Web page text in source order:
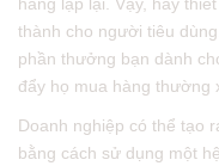
hàng lặp lại. Vậy, hãy
thành cho người tiêu
phần thưởng bạn dành
đẩy họ mua hàng thường
Doanh nghiệp có thể tạo
bằng cách sử dụng một